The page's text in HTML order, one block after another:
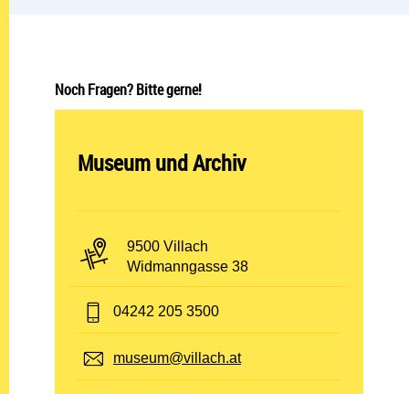
Noch Fragen? Bitte gerne!
Abteilung öffnen:
Museum und Archiv
PLZ und Ort:
9500 Villach
Adresse:
Widmanngasse 38
Telefon:
04242 205 3500
E-Mail:
museum@villach.at